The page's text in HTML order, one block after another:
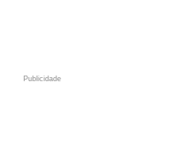
Publicidade